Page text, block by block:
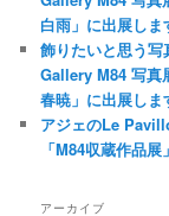
白雨」に出展し
飾りたいと思う
Gallery M84 写真
春暁」に出展し
アジェのLe
「M84収蔵作品
アーカイブ